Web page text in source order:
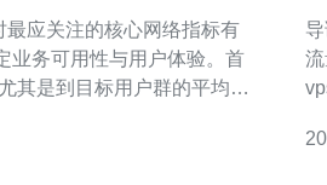
应关注的核心网络指标有
业务可用性与用户体验。首
其是到目标用户群的平均往
况，这些指标共同反映连